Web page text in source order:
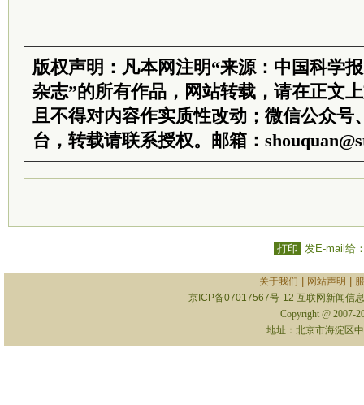
版权声明：凡本网注明“来源：中国科学
杂志”的所有作品，网站转载，请在正文
且不得对内容作实质性改动；微信公众号
台，转载请联系授权。邮箱：
打印 发E-mail给
关于我们 网站声明
京ICP备07017567号-12 互联网新闻信
Copyright @ 2007-
地址：北京市海淀区